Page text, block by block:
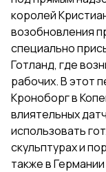
королей
возобновления
специально
Готланд, где
рабочих. В этот
Кроноборг в
влиятельных
использовать
скульптурах и
также в